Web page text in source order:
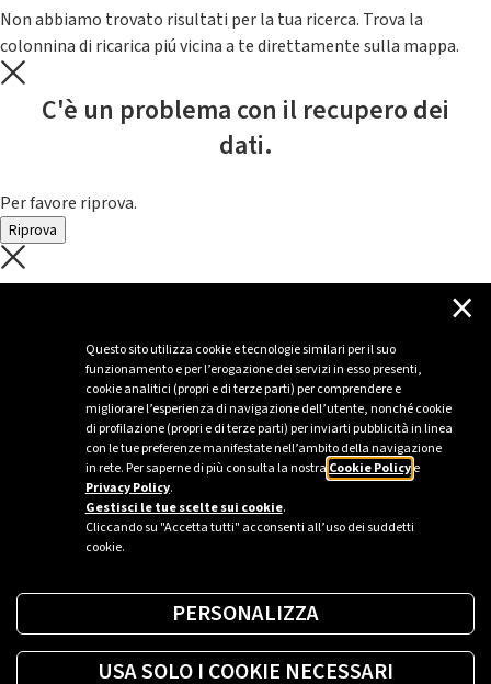
Questo sito utilizza cookie e tecnologie similari per il suo
funzionamento e per l’erogazione dei servizi in esso presenti,
cookie analitici (propri e di terze parti) per comprendere e
migliorare l’esperienza di navigazione dell’utente, nonché cookie
di profilazione (propri e di terze parti) per inviarti pubblicità in linea
con le tue preferenze manifestate nell’ambito della navigazione
in rete. Per saperne di più consulta la nostra Cookie Policye
Privacy Policy.
Gestisci le tue scelte sui cookie.
Cliccando su "Accetta tutti" acconsenti all’uso dei suddetti
cookie.
×
PERSONALIZZA
USA SOLO I COOKIE NECESSARI
Non abbiamo trovato risultati per la tua ricerca. Trova la
colonnina di ricarica piú vicina a te direttamente sulla mappa.
C'è un problema con il recupero dei
dati.
Per favore riprova.
Riprova
C'è un problema con il recupero dei
Per favore riprova piú tardi
Sei un’azienda o una PA?
Trova la soluzione più giusta per te.
Richiedi una colonnina